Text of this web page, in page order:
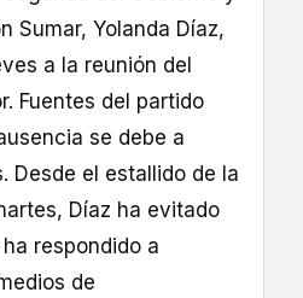
Sumar, Yolanda Díaz,
a la reunión del
Fuentes del partido
se debe a
Desde el estallido de la
Díaz ha evitado
respondido a
de